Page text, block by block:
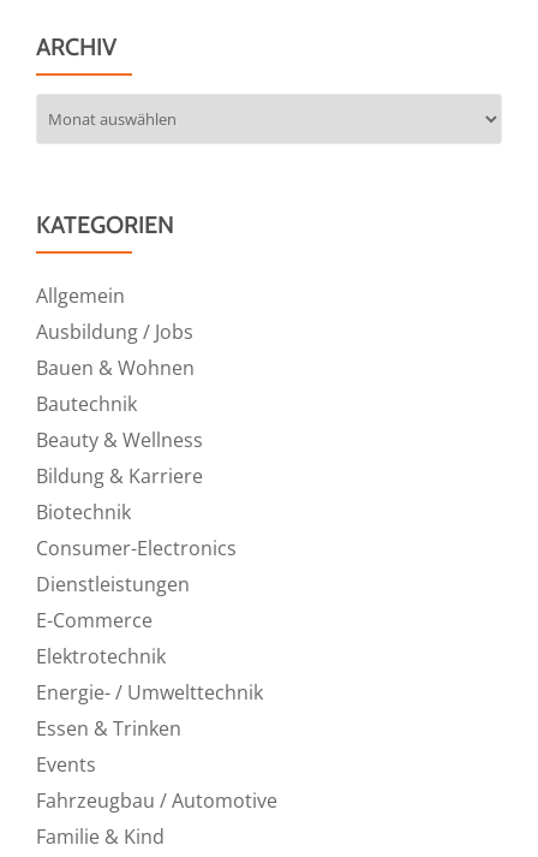
ARCHIV
KATEGORIEN
Allgemein
Ausbildung / Jobs
Bauen & Wohnen
Bautechnik
Beauty & Wellness
Bildung & Karriere
Biotechnik
Consumer-Electronics
Dienstleistungen
E-Commerce
Elektrotechnik
Energie- / Umwelttechnik
Essen & Trinken
Events
Fahrzeugbau / Automotive
Familie & Kind